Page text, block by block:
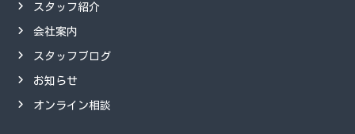
スタッフ紹介
会社案内
スタッフブログ
お知らせ
オンライン相談